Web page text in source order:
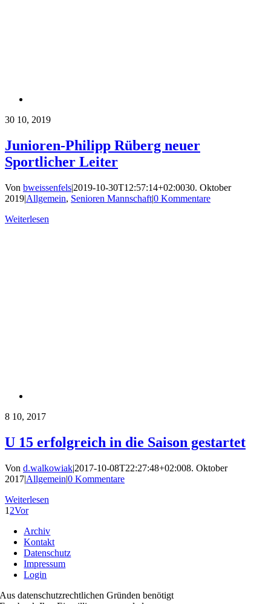
30 10, 2019
Junioren-Philipp Rüberg neuer
Sportlicher Leiter
Von bweissenfels|2019-10-30T12:57:14+02:0030. Oktober
2019|Allgemein, Senioren Mannschaft|0 Kommentare
Weiterlesen
8 10, 2017
U 15 erfolgreich in die Saison gestartet
Von d.walkowiak|2017-10-08T22:27:48+02:008. Oktober
2017|Allgemein|0 Kommentare
Weiterlesen
1 2Vor
Archiv
Kontakt
Datenschutz
Impressum
Login
Aus datenschutzrechtlichen Gründen benötigt